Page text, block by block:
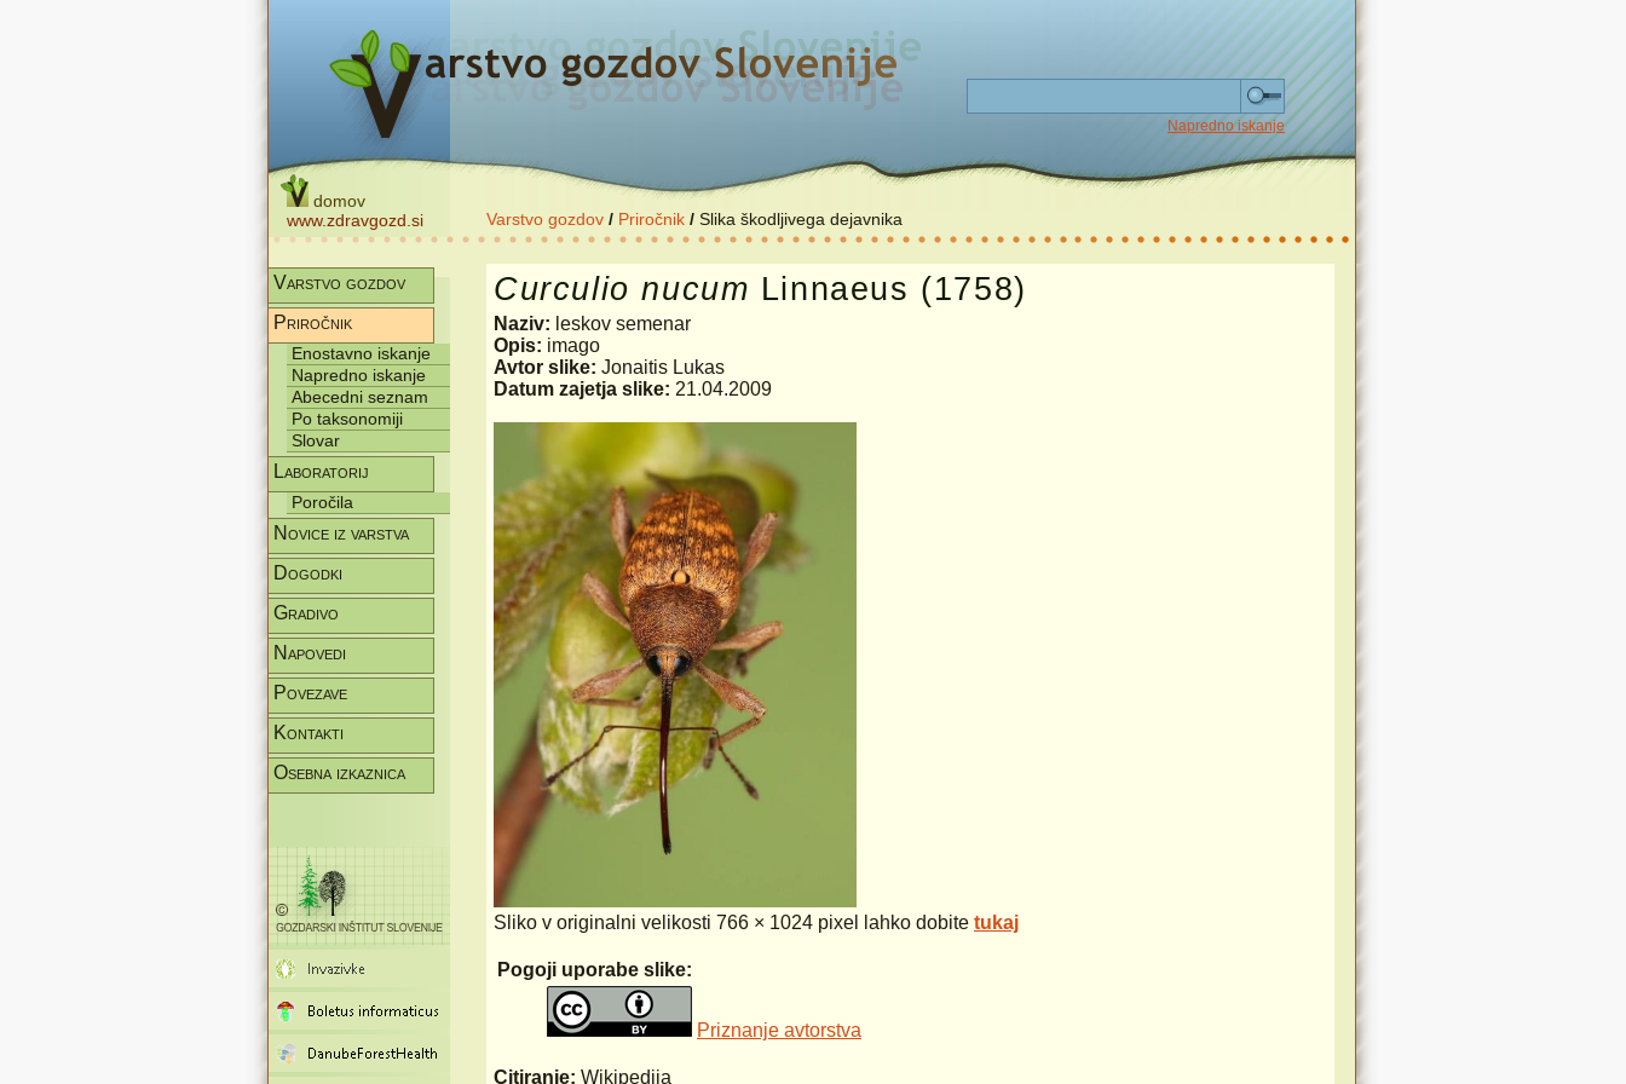
Napredno iskanje
domov
www.zdravgozd.si
Varstvo gozdov / Priročnik / Slika škodljivega dejavnika
Varstvo gozdov
Priročnik
Enostavno iskanje
Napredno iskanje
Abecedni seznam
Po taksonomiji
Slovar
Laboratorij
Poročila
Novice iz varstva
Dogodki
Gradivo
Napovedi
Povezave
Kontakti
Osebna izkaznica
Curculio nucum Linnaeus (1758)
Naziv: leskov semenar
Opis: imago
Avtor slike: Jonaitis Lukas
Datum zajetja slike: 21.04.2009
Sliko v originalni velikosti 766 × 1024 pixel lahko dobite tukaj
Pogoji uporabe slike:
Priznanje avtorstva
Citiranje: Wikipedija